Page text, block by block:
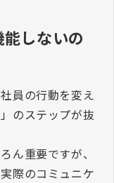
しないの
員の行動を変え
のステップが抜
ん重要ですが、
際のコミュニケ